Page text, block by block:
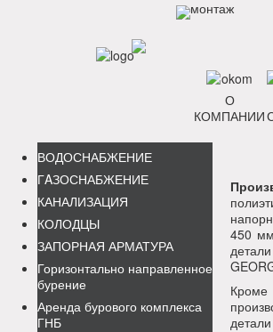
О
КОМПАНИИ
ВОДОСНАБЖЕНИЕ
ГAЗОСНАБЖЕНИЕ
КАНАЛИЗАЦИЯ
КОЛОДЦЫ
ЗАПОРНАЯ АРМАТУРА
Горизонтально направленное
бурение
Аренда бурового комплекса
ГНБ
450